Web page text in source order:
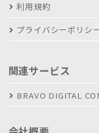
利用規約
プライバシーポリシ
関連サービス
BRAVO DIGITAL